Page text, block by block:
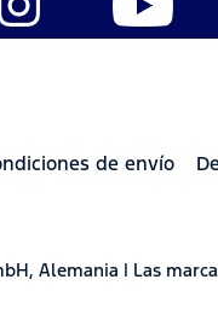
de envío
Alemania | Las